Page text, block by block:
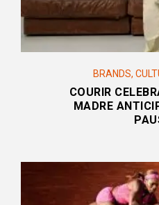
BRANDS,
COURIR
MADRE